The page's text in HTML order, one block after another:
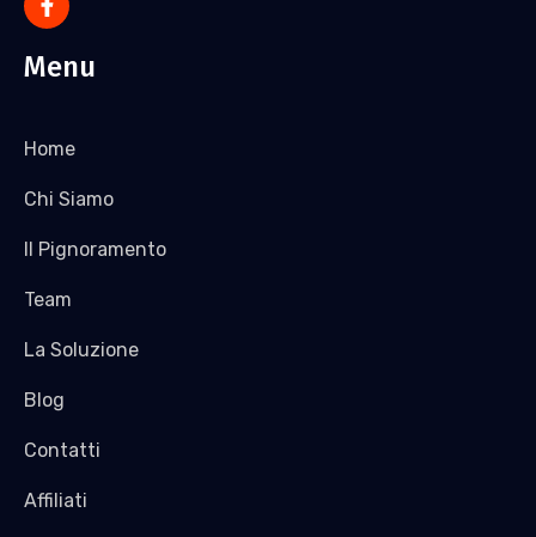
Menu
Home
Chi Siamo
Il Pignoramento
Team
La Soluzione
Blog
Contatti
Affiliati